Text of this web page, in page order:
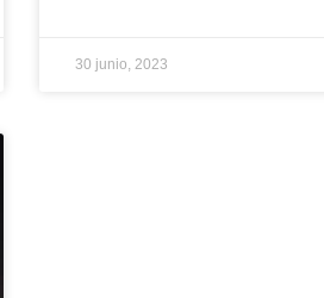
30 junio, 2023